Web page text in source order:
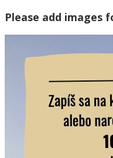
Please add images